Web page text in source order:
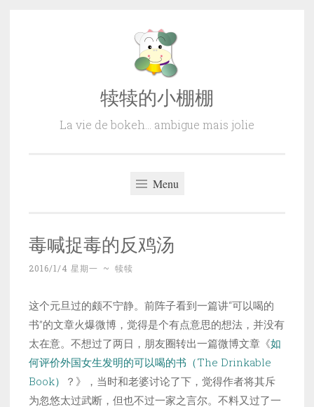
犊犊的小棚棚
La vie de bokeh… ambigue mais jolie
Menu
毒喊捉毒的反鸡汤
2016/1/4 星期一 ~ 犊犊
这个元旦过的颇不宁静。前阵子看到一篇讲“可以喝的
书”的文章火爆微博，觉得是个有点意思的想法，并没有
太在意。不想过了两日，朋友圈转出一篇微博文章《如
何评价外国女生发明的可以喝的书（The Drinkable
Book）
？》，当时和老婆讨论了下，觉得作者将其斥
为忽悠太过武断，但也不过一家之言尔。不料又过了一